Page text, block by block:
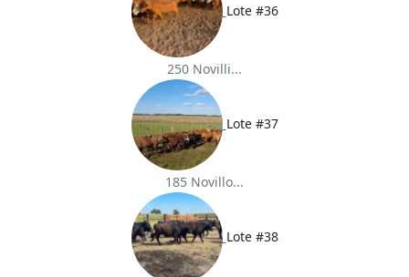
Lote #36
250 Novilli...
Lote #37
185 Novillo...
Lote #38